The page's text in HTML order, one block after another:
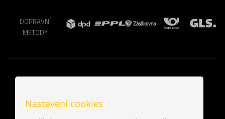
DOPRAVNÍ
METODY
Nastavení cookies